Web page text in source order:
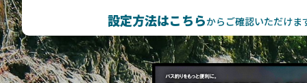
設定方法はこちらからご確認いただけま